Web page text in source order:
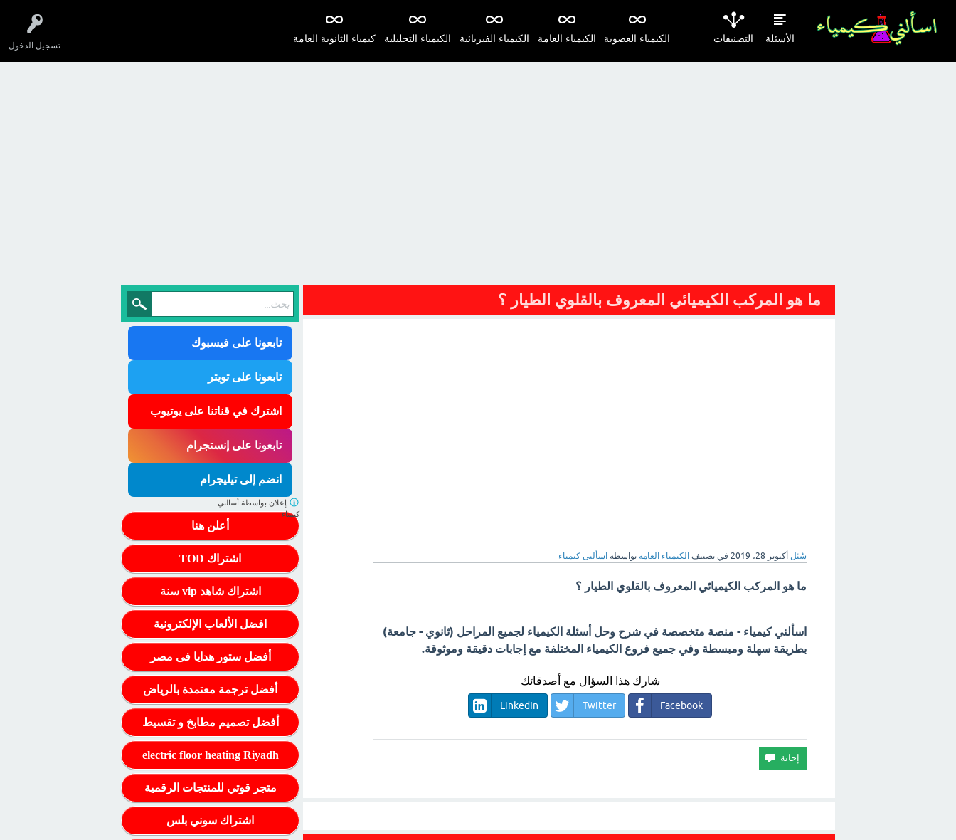
تسجيل الدخول
الأسئلة التصنيفات كيمياء الثانوية العامة الكيمياء التحليلية الكيمياء الفيزيائية الكيمياء العامة الكيمياء العضوية
ما هو المركب الكيميائي المعروف بالقلوي الطيار ؟
سُئل أكتوبر 28، 2019 في تصنيف الكيمياء العامة بواسطة اسألنى كيمياء
ما هو المركب الكيميائي المعروف بالقلوي الطيار ؟
اسألني كيمياء - منصة متخصصة في شرح وحل أسئلة الكيمياء لجميع المراحل (ثانوي - جامعة)
بطريقة سهلة ومبسطة وفي جميع فروع الكيمياء المختلفة مع إجابات دقيقة وموثوقة.
شارك هذا السؤال مع أصدقائك
Facebook
Twitter
LinkedIn
تابعونا على فيسبوك
تابعونا على تويتر
اشترك في قناتنا على يوتيوب
تابعونا على إنستجرام
انضم إلى تيليجرام
أعلن هنا
اشتراك TOD
اشتراك شاهد vip سنة
افضل الألعاب الإلكترونية
أفضل ستور هدايا فى مصر
أفضل ترجمة معتمدة بالرياض
أفضل تصميم مطابخ و تقسيط
electric floor heating Riyadh
متجر قوتي للمنتجات الرقمية
اشتراك سوني بلس
إعلان بواسطة أسالني
كيمياء